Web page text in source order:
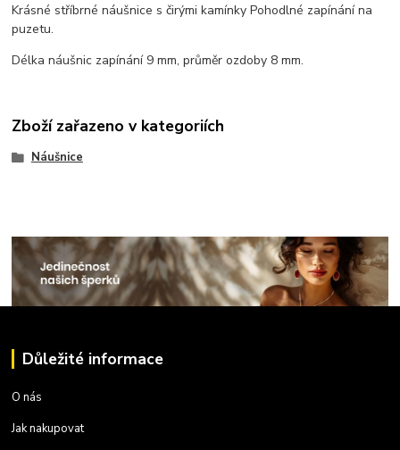
Krásné stříbrné náušnice s čirými kamínky Pohodlné zapínání na
puzetu.
Délka náušnic zapínání 9 mm, průměr ozdoby 8 mm.
Zboží zařazeno v kategoriích
Náušnice
Důležité informace
O nás
Jak nakupovat